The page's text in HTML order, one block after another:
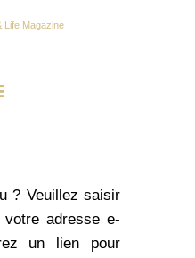
? Veuillez saisir
adresse e-
un lien pour